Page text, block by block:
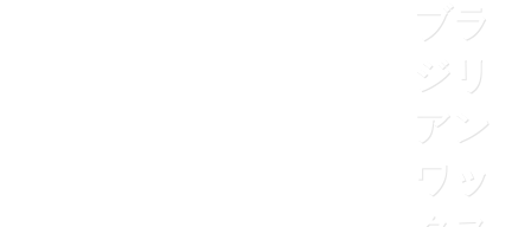
ブラ
ジリ
アン
ワッ